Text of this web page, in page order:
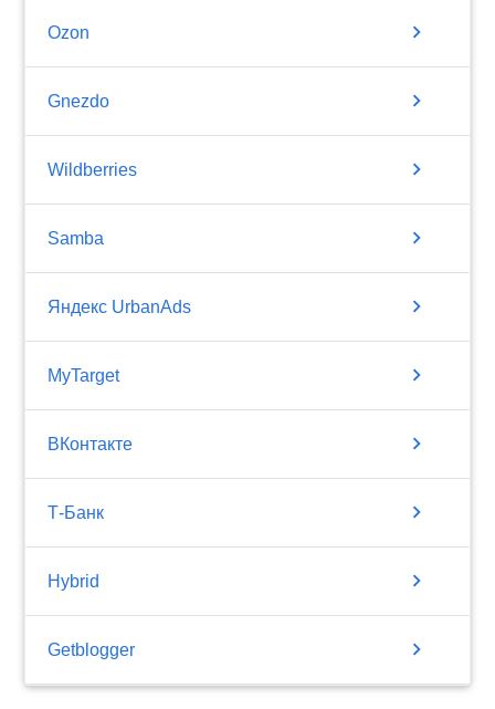
Ozon chevron_right
Gnezdo chevron_right
Wildberries chevron_right
Samba chevron_right
Яндекс UrbanAds chevron_right
MyTarget chevron_right
ВКонтакте chevron_right
Т-Банк chevron_right
Hybrid chevron_right
Getblogger chevron_right